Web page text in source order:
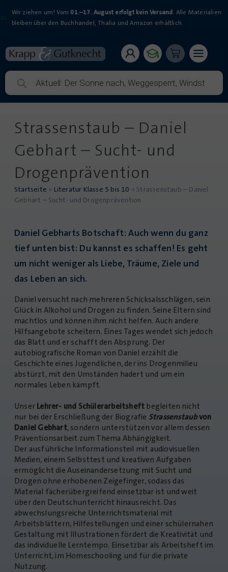
Wir ziehen um! Vom 01.–17. August erfolgt kein Versand. Alle Materialien
bleiben über den Buchhandel, Thalia und Amazon erhältlich.
Strassenstaub – Daniel
Gebhart – Sucht- und
Drogenprävention
Startseite » Literatur Klasse 5 bis 10 » Strassenstaub – Daniel
Gebhart – Sucht- und Drogenprävention
Daniel Gebharts Botschaft: Auch wenn du ganz
tief unten bist: Du kannst es schaffen! Es geht
um nicht weniger als Liebe, Träume, Ziele und
das Leben an sich.
Daniel versucht nach mehreren Schicksalsschlägen, sein
Glück in Alkohol und Drogen zu finden. Seine Eltern sind
machtlos und können ihm nicht helfen. Auch andere
Hilfsangebote scheitern. Eines Tages wendet sich jedoch
das Blatt und er schafft den Absprung. Der
autobiografische Roman von Daniel erzählt die
Geschichte eines Jugendlichen, der ins Drogenmilieu
abstürzt, mit den Umständen hadert und um ein
normales Leben kämpft.
Unser Lehrer- und Schülerarbeitsheft begleiten nicht
nur bei der Erschließung der Biografie Strassenstaubvon
Daniel Gebhart, sondern unterstützen vor allem dessen
Präventionsarbeit zum Thema Abhängigkeit.
Der ausführliche Informationsteil mit audiovisuellen
Medien, einem Selbsttest und kreativen Aufgaben
ermöglicht die Auseinandersetzung mit Sucht und
Drogen ohne erhobenen Zeigefinger, sodass das
Material fächerübergreifend einsetzbar ist und weit
über den Deutschunterricht hinausreicht. Das
abwechslungsreiche Unterrichtsmaterial mit
Arbeitsblättern, Hilfestellungen und einer schülernahen
Gestaltung mit Illustrationen fördert die Kreativität und
das individuelle Lerntempo. Einsetzbar als Arbeitsheft im
Unterricht, im Homeschooling und für die private
Nutzung.